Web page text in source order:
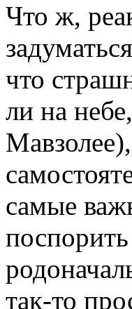
Что ж,
что
ли на
самые
так-то